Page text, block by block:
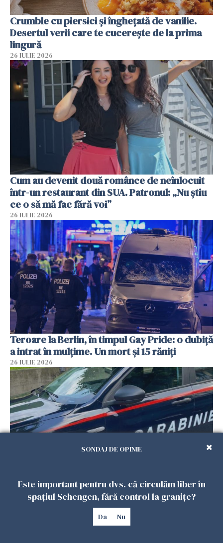
Crumble cu piersici și înghețată de vanilie.
Desertul verii care te cucerește de la prima
lingură
26 IULIE 2026
Cum au devenit două românce de neînlocuit
într-un restaurant din SUA. Patronul: „Nu știu
ce o să mă fac fără voi”
26 IULIE 2026
Teroare la Berlin, în timpul Gay Pride: o dubiță
a intrat în mulțime. Un mort și 15 răniți
26 IULIE 2026
Român, în stare critică după ce a intrat într-o
casă din Italia. Proprietarul spune că s-a
SONDAJ DE OPINIE
Este important pentru dvs. că circulăm liber în
spațiul Schengen, fără control la granițe?
Da Nu